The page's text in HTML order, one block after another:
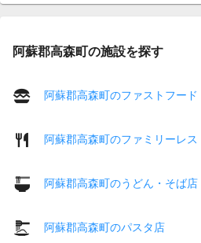
阿蘇郡高森町の施設を探す
阿蘇郡高森町のファストフード
阿蘇郡高森町のファミリーレス
阿蘇郡高森町のうどん・そば店
阿蘇郡高森町のパスタ店